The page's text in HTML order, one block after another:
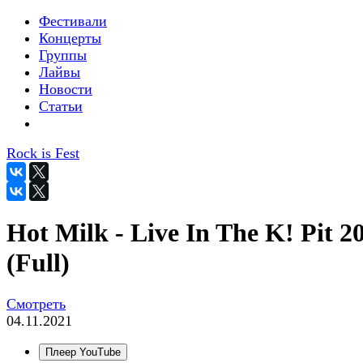
Фестивали
Концерты
Группы
Лайвы
Новости
Статьи
Rock is Fest
Hot Milk - Live In The K! Pit
(Full)
Смотреть
04.11.2021
Плеер YouTube